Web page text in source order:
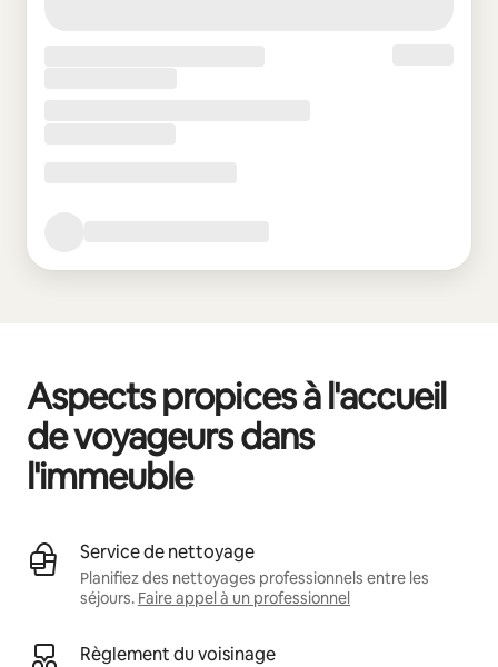
Aspects propices à l'accueil
de voyageurs dans
l'immeuble
Service de nettoyage
Planifiez des nettoyages professionnels entre les
séjours. Faire appel à un professionnel
Règlement du voisinage